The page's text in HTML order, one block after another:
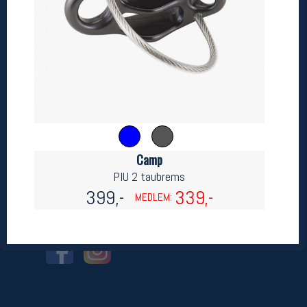
Camp
PIU 2 taubrems
399,- MEDLEM: 339,-
Betingelser
Ledige stillinger